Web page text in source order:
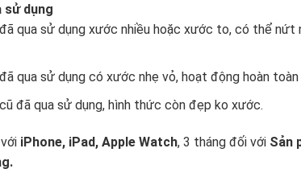
sử dụng
qua sử dụng xước nhiều hoặc xước to, có thể
qua sử dụng có xước nhẹ vỏ, hoạt động hoàn toàn
đã qua sử dụng, hình thức còn đẹp ko xước.
iPhone, iPad, Apple Watch, 3 tháng đối với Sản